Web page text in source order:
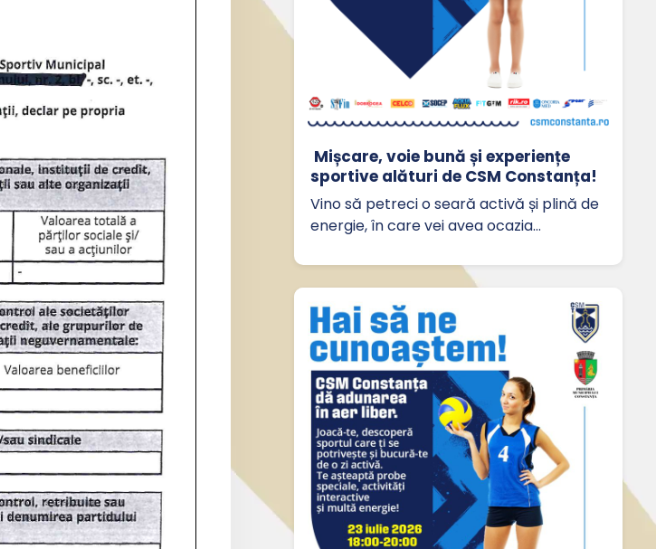
Mișcare, voie bună și experiențe
sportive alături de CSM Constanța!
Vino să petreci o seară activă și plină de
energie, în care vei avea ocazia…